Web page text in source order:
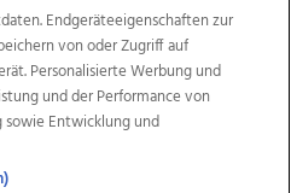
Medienhauses Wimmer
OÖNow
Ischler Woche
OÖN Immobilien
Promenaden Galerien
Endgeräteeigenschaften zur
von oder Zugriff auf
Personalisierte Werbung und
und der Performance von
sowie Entwicklung und